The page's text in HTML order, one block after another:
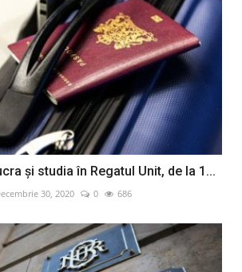
și studia în Regatul Unit, de la 1...
30, 2020 0 686